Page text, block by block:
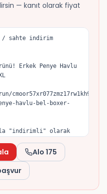
— kanıt olarak fiyat
/ sahte indirim
Erkek Penye Havlu
cmoor57xr077zmz17rw1kh9ha/
havlu-bel-boxer-
"indirimli" olarak
düşmüştü,
referans fiyatın yapay
Alo 175